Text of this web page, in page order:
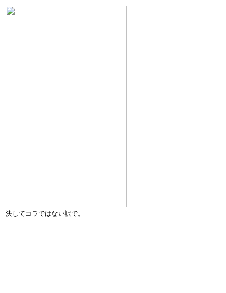
決してコラではない訳で。